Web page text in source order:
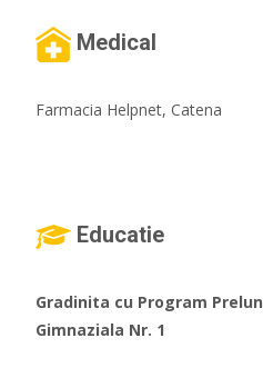
Medical
Farmacia Helpnet, Catena
Educatie
Gradinita cu Program
Gimnaziala Nr. 1